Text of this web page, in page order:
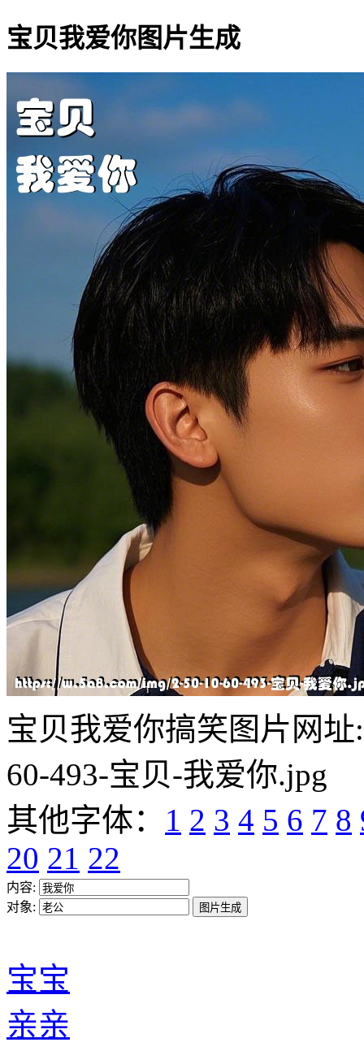
宝贝我爱你图片生成
宝贝我爱你搞笑图片网址
60-493-宝贝-我爱你.jpg
其他字体： 1 2 3 4 5 6 7 8
20 21 22
内容:
对象:
宝宝
亲亲